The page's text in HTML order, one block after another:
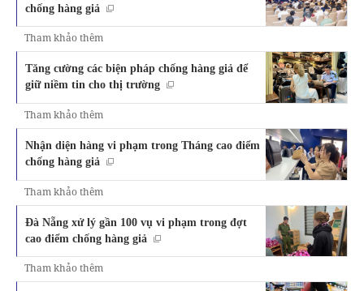
chống hàng giả
Tham khảo thêm
Tăng cường các biện pháp chống hàng giả để
giữ niềm tin cho thị trường
Tham khảo thêm
Nhận diện hàng vi phạm trong Tháng cao điểm
chống hàng giả
Tham khảo thêm
Đà Nẵng xử lý gần 100 vụ vi phạm trong đợt
cao điểm chống hàng giả
Tham khảo thêm